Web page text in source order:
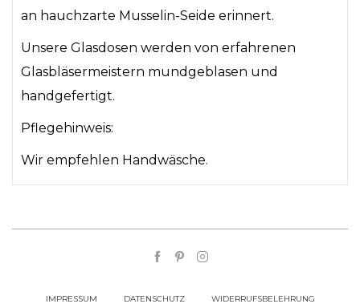
an hauchzarte Musselin-Seide erinnert.
Unsere Glasdosen werden von erfahrenen
Glasbläsermeistern mundgeblasen und
handgefertigt.
Pflegehinweis:
Wir empfehlen Handwäsche.
IMPRESSUM DATENSCHUTZ WIDERRUFSBELEHRUNG